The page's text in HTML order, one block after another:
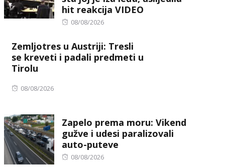
hit reakcija VIDEO
Posted
08/08/2026
Zemljotres u Austriji: Tresli
se kreveti i padali predmeti u
Tirolu
Posted
08/08/2026
Zapelo prema moru: Vikend
gužve i udesi paralizovali
auto-puteve
Posted
08/08/2026